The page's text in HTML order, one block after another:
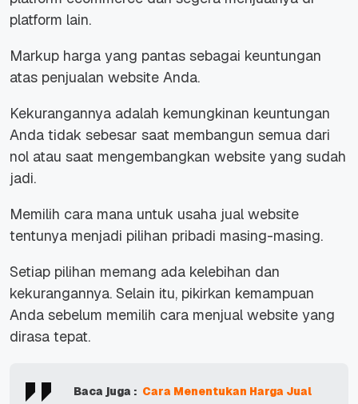
platform lain.
Markup harga yang pantas sebagai keuntungan
atas penjualan website Anda.
Kekurangannya adalah kemungkinan keuntungan
Anda tidak sebesar saat membangun semua dari
nol atau saat mengembangkan website yang sudah
jadi.
Memilih cara mana untuk usaha jual website
tentunya menjadi pilihan pribadi masing-masing.
Setiap pilihan memang ada kelebihan dan
kekurangannya. Selain itu, pikirkan kemampuan
Anda sebelum memilih cara menjual website yang
dirasa tepat.
Baca juga : Cara Menentukan Harga Jual